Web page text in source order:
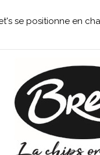
se positionne en